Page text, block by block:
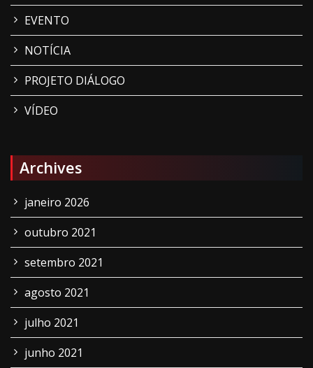
EVENTO
NOTÍCIA
PROJETO DIÁLOGO
VÍDEO
Archives
janeiro 2026
outubro 2021
setembro 2021
agosto 2021
julho 2021
junho 2021